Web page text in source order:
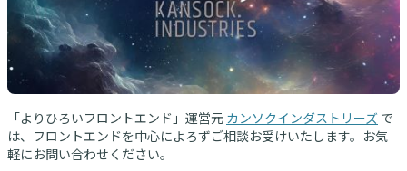
「よりひろいフロントエンド」運営元 カンソクインダストリーズ で
は、フロントエンドを中心によろずご相談お受けいたします。お気
軽にお問い合わせください。